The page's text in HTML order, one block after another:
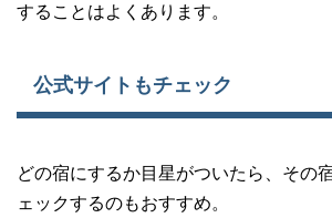
することはよくあります。
公式サイトもチェック
どの宿にするか目星がついたら、その
ェックするのもおすすめ。